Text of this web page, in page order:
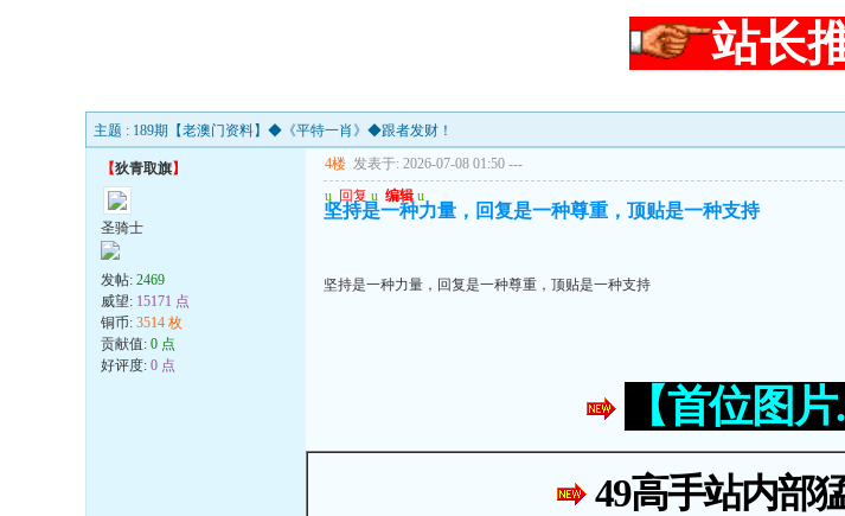
站长
主题 : 189期【老澳门资料】◆《平特一肖》◆跟者发财！
【狄青取旗】
圣骑士
发帖: 2469
威望: 15171 点
铜币: 3514 枚
贡献值: 0 点
好评度: 0 点
4楼 发表于: 2026-07-08 01:50 ---
u 回复 u 编辑 u
坚持是一种力量，回复是一种尊重，顶贴是一种支持
坚持是一种力量，回复是一种尊重，顶贴是一种支持
【首位图
49高手站内部